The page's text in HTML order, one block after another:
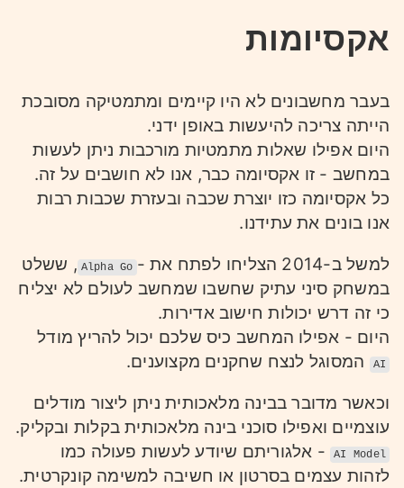
אקסיומות
בעבר מחשבונים לא היו קיימים ומתמטיקה מסובכת
הייתה צריכה להיעשות באופן ידני.
היום אפילו שאלות מתמטיות מורכבות ניתן לעשות
במחשב - זו אקסיומה כבר, אנו לא חושבים על זה.
כל אקסיומה כזו יוצרת שכבה ובעזרת שכבות רבות
אנו בונים את עתידנו.
למשל ב-2014 הצליחו לפתח את -
Alpha Go , ששלט
במשחק סיני עתיק שחשבו שמחשב לעולם לא יצליח
כי זה דרש יכולות חישוב אדירות.
היום - אפילו המחשב כיס שלכם יכול להריץ מודל
AI
המסוגל לנצח שחקנים מקצוענים.
וכאשר מדובר בבינה מלאכותית ניתן ליצור מודלים
עוצמיים ואפילו סוכני בינה מלאכותית בקלות ובקליק.
AI Model - אלגוריתם שיודע לעשות פעולה כמו
לזהות עצמים בסרטון או חשיבה למשימה קונקרטית.